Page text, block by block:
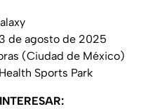
de agosto de 2025
(Ciudad de México)
Sports Park